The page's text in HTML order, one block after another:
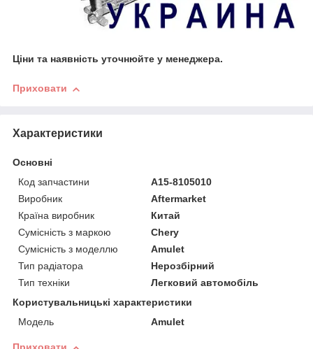
Ціни та наявність уточнюйте у менеджера.
Приховати
Характеристики
Основні
Код запчастини
A15-8105010
Виробник
Aftermarket
Країна виробник
Китай
Сумісність з маркою
Chery
Сумісність з моделлю
Amulet
Тип радіатора
Нерозбірний
Тип техніки
Легковий автомобіль
Користувальницькі характеристики
Мoдель
Amulet